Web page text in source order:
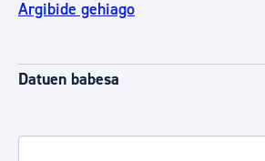
Argibide gehiago
Datuen babesa